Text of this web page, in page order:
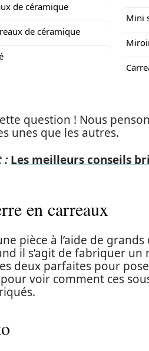
de céramique
de céramique
Mini
question ! Nous
unes que les autres.
: Les meilleurs conseils
en carreaux
pièce à l’aide de
il s’agit de fabriquer un
deux parfaites pour
voir comment ces